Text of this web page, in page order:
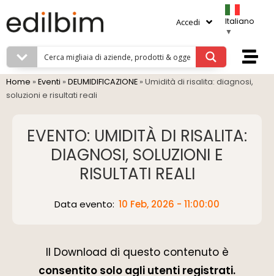
Accedi
Italiano
▼
Home » Eventi » DEUMIDIFICAZIONE » Umidità di risalita: diagnosi,
soluzioni e risultati reali
EVENTO: UMIDITÀ DI RISALITA:
DIAGNOSI, SOLUZIONI E
RISULTATI REALI
Data evento: 10 Feb, 2026 - 11:00:00
Il Download di questo contenuto è
consentito solo agli utenti registrati.